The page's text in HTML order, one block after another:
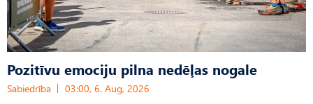
Pozitīvu emociju pilna nedēļas nogale
Sabiedrība 03:00, 6. Aug, 2026